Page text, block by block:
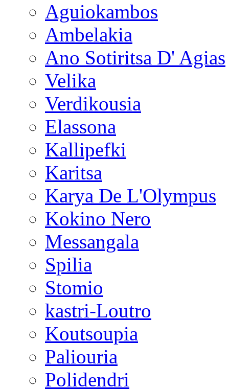
Aguiokambos
Ambelakia
Ano Sotiritsa D' Agias
Velika
Verdikousia
Elassona
Kallipefki
Karitsa
Karya De L'Olympus
Kokino Nero
Messangala
Spilia
Stomio
kastri-Loutro
Koutsoupia
Paliouria
Polidendri